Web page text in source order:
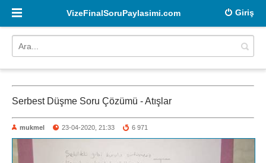
Giriş
VizeFinalSoruPaylasimi.com
Serbest Düşme Soru Çözümü - Atışlar
mukmel 23-04-2020, 21:33 6 971